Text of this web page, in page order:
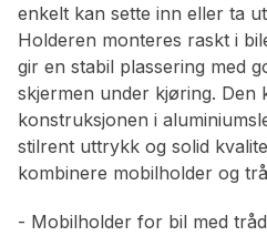
enkelt kan sette inn eller ta
Holderen monteres raskt i
gir en stabil plassering med
skjermen under kjøring. Den
konstruksjonen i
stilrent uttrykk og solid
kombinere mobilholder og
- Mobilholder for bil med